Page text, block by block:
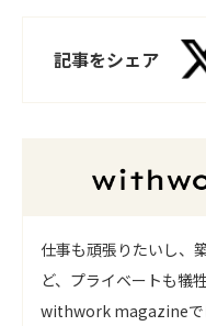
記事をシェア
仕事も頑張りたいし、
ど、プライベートも犠
withwork magazineで